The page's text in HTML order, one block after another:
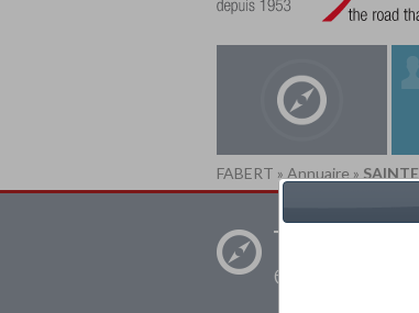
FABERT » Annuaire »
Trouver un